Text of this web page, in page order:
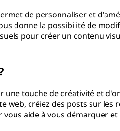
de personnaliser et
donne la possibilité de
pour créer un contenu
une touche de créativité et
web, créiez des posts sur les
aide à vous démarquer